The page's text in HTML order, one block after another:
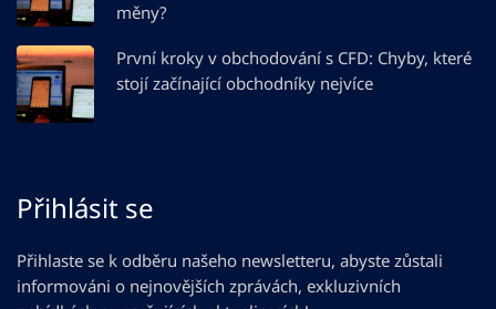
měny?
První kroky v obchodování s CFD: Chyby, které
stojí začínající obchodníky nejvíce
Přihlásit se
Přihlaste se k odběru našeho newsletteru, abyste zůstali
informováni o nejnovějších zprávách, exkluzivních